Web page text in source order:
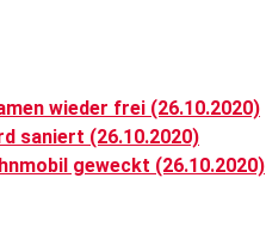
wieder frei (26.10.2020)
saniert (26.10.2020)
geweckt (26.10.2020)